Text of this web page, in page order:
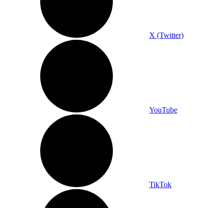
X (Twitter)
YouTube
TikTok